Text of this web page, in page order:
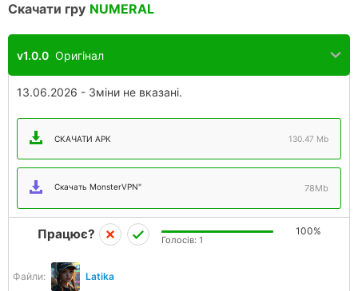
Скачати гру NUMERAL
v1.0.0 Оригінал
13.06.2026 - Зміни не вказані.
СКАЧАТИ APK 130.47 Mb
Скачать MonsterVPN" 78Mb
Файли: Latika
Працює? 100%
Голосів: 1